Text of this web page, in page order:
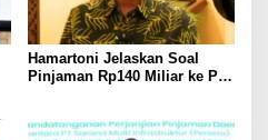
Hamartoni Jelaskan Soal
Pinjaman Rp140 Miliar ke PT
Bertahun-tahun